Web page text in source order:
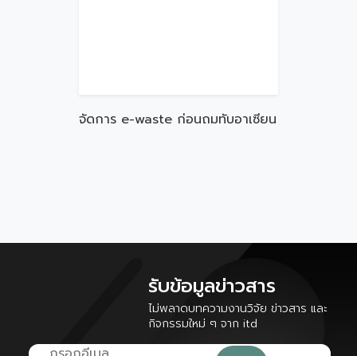
จัดการ e-waste ก่อนถมทับอาเซียน
รับข้อมูลข่าวสาร
ไม่พลาดบทความงานวิจัย ข่าวสาร และ
กิจกรรมใหม่ ๆ จาก itd